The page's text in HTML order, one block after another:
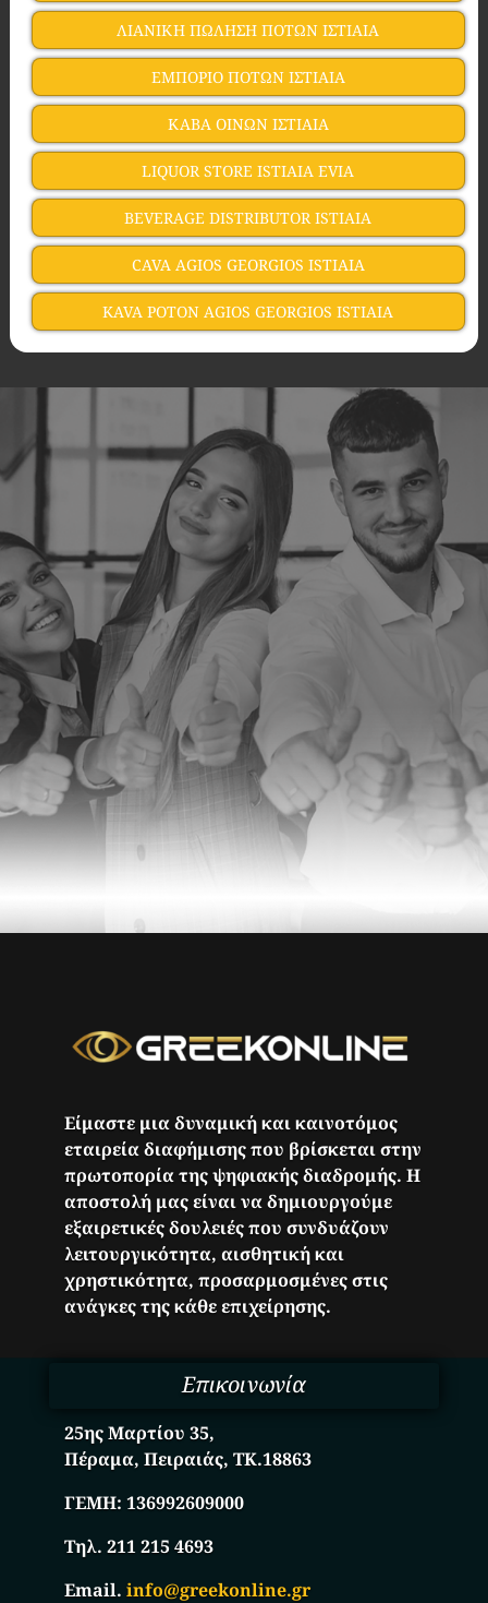
ΛΙΑΝΙΚΗ ΠΩΛΗΣΗ ΠΟΤΩΝ ΙΣΤΙΑΙΑ
ΕΜΠΟΡΙΟ ΠΟΤΩΝ ΙΣΤΙΑΙΑ
ΚΑΒΑ ΟΙΝΩΝ ΙΣΤΙΑΙΑ
LIQUOR STORE ISTIAIA EVIA
BEVERAGE DISTRIBUTOR ISTIAIA
CAVA AGIOS GEORGIOS ISTIAIA
KAVA POTON AGIOS GEORGIOS ISTIAIA
Είμαστε μια δυναμική και καινοτόμος
εταιρεία διαφήμισης που βρίσκεται στην
πρωτοπορία της ψηφιακής διαδρομής. Η
αποστολή μας είναι να δημιουργούμε
εξαιρετικές δουλειές που συνδυάζουν
λειτουργικότητα, αισθητική και
χρηστικότητα, προσαρμοσμένες στις
ανάγκες της κάθε επιχείρησης.
Επικοινωνία
25ης Μαρτίου 35,
Πέραμα, Πειραιάς, ΤΚ.18863
ΓΕΜΗ:136992609000
Τηλ. 211 215 4693
Email.info@greekonline.gr